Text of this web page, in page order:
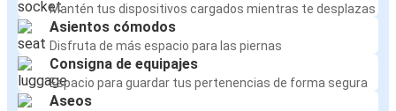
Mantén tus dispositivos cargados mientras te desplazas
Asientos cómodos
Disfruta de más espacio para las piernas
Consigna de equipajes
Espacio para guardar tus pertenencias de forma segura
Aseos